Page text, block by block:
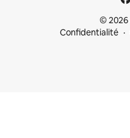
© 2026
Confidentialité